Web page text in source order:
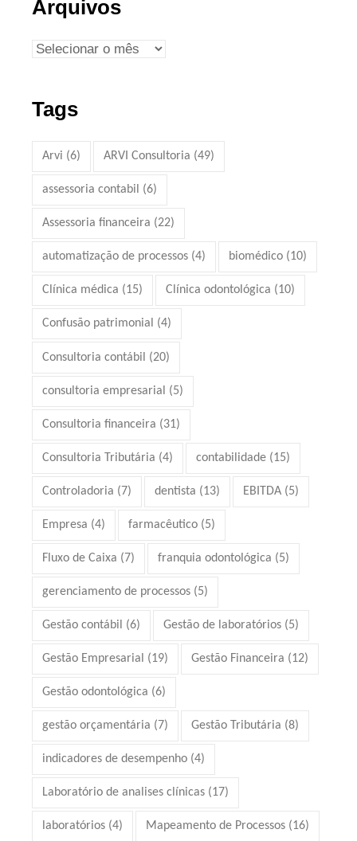
Arquivos
Tags
Arvi (6) ARVI Consultoria (49)
assessoria contabil (6)
Assessoria financeira (22)
automatização de processos (4) biomédico (10)
Clínica médica (15) Clínica odontológica (10)
Confusão patrimonial (4)
Consultoria contábil (20)
consultoria empresarial (5)
Consultoria financeira (31)
Consultoria Tributária (4) contabilidade (15)
Controladoria (7) dentista (13) EBITDA (5)
Empresa (4) farmacêutico (5)
Fluxo de Caixa (7) franquia odontológica (5)
gerenciamento de processos (5)
Gestão contábil (6) Gestão de laboratórios (5)
Gestão Empresarial (19) Gestão Financeira (12)
Gestão odontológica (6)
gestão orçamentária (7) Gestão Tributária (8)
indicadores de desempenho (4)
Laboratório de analises clínicas (17)
laboratórios (4) Mapeamento de Processos (16)